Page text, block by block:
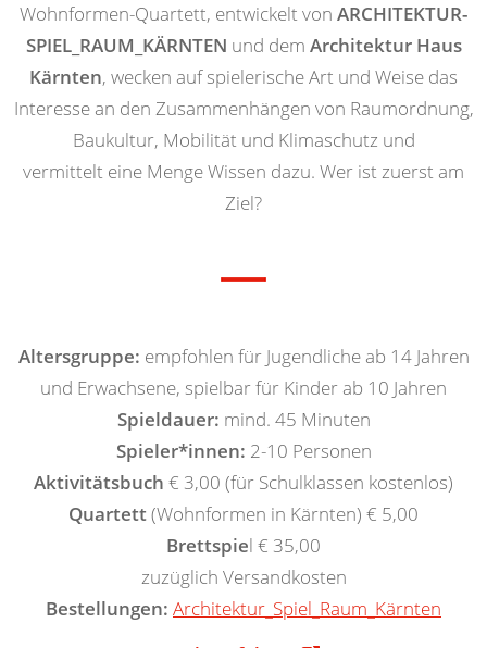
Wohnformen-Quartett, entwickelt von ARCHITEKTUR-
SPIEL_RAUM_KÄRNTEN und dem Architektur Haus
Kärnten, wecken auf spielerische Art und Weise das
Interesse an den Zusammenhängen von Raumordnung,
Baukultur, Mobilität und Klimaschutz und
vermittelt eine Menge Wissen dazu. Wer ist zuerst am
Ziel?
Altersgruppe: empfohlen für Jugendliche ab 14 Jahren
und Erwachsene, spielbar für Kinder ab 10 Jahren
Spieldauer: mind. 45 Minuten
Spieler*innen: 2-10 Personen
Aktivitätsbuch € 3,00 (für Schulklassen kostenlos)
Quartett(Wohnformen in Kärnten) € 5,00
Brettspiel € 35,00
zuzüglich Versandkosten
Bestellungen: Architektur_Spiel_Raum_Kärnten